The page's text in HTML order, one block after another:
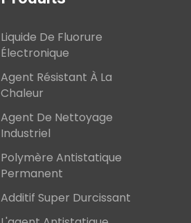
Liquide De Fluorure
Électronique
Agent Résistant À La
Chaleur
Agent De Nettoyage
Industriel
Polymère Antistatique
Permanent
Additif Super Durcissant